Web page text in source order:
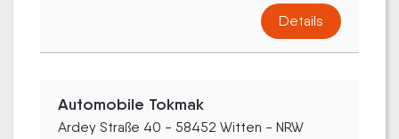
Details
Automobile Tokmak
Ardey Straße 40 - 58452 Witten - NRW